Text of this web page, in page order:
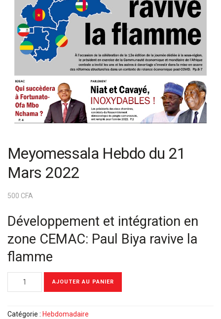
Meyomessala Hebdo du 21
Mars 2022
500 CFA
Développement et intégration en
zone CEMAC: Paul Biya ravive la
flamme
quantité
Hebdo
AJOUTER AU PANIER
Catégorie : Hebdomadaire